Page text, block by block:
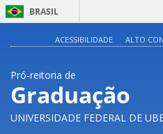
BRASIL
ACESSIBILIDADE ALTO
Pró-reitoria de
Graduação
UNIVERSIDADE FEDERAL DE